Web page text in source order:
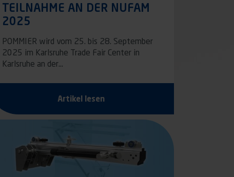
TEILNAHME AN DER NUFAM
2025
POMMIER wird vom 25. bis 28. September
2025 im Karlsruhe Trade Fair Center in
Karlsruhe an der…
Artikel lesen